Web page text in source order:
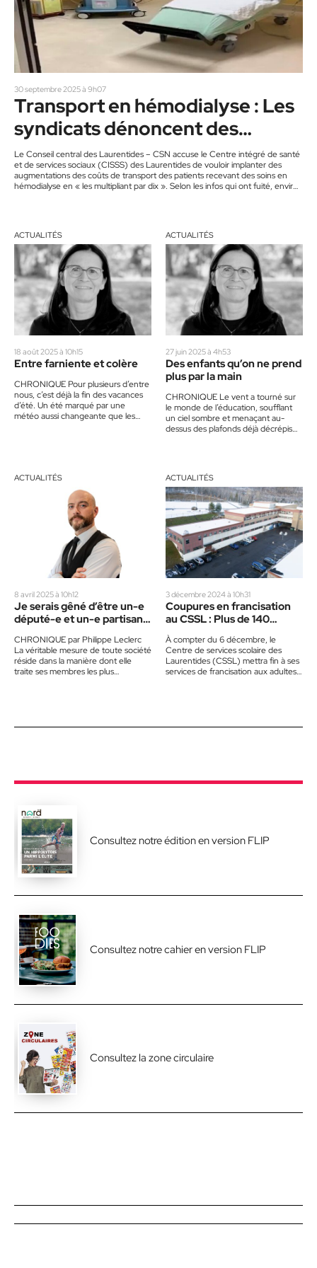
30 septembre 2025 à 9h07
Transport en hémodialyse : Les
syndicats dénoncent des
augmentations irréalistes
Le Conseil central des Laurentides – CSN accuse le Centre intégré de santé
et de services sociaux (CISSS) des Laurentides de vouloir implanter des
augmentations des coûts de transport des patients recevant des soins en
hémodialyse en « les multipliant par dix ». Selon les infos qui ont fuité, environ
ACTUALITÉS
18 août 2025 à 10h15
Entre farniente et colère
CHRONIQUE Pour plusieurs d’entre
nous, c’est déjà la fin des vacances
d’été. Un été marqué par une
météo aussi changeante que les
ACTUALITÉS
27 juin 2025 à 4h53
Des enfants qu’on ne prend
plus par la main
CHRONIQUE Le vent a tourné sur
le monde de l’éducation, soufflant
un ciel sombre et menaçant au-
dessus des plafonds déjà décrépis
ACTUALITÉS
8 avril 2025 à 10h12
Je serais gêné d’être un-e
député-e et un-e partisan-
CHRONIQUE par Philippe Leclerc
La véritable mesure de toute société
réside dans la manière dont elle
traite ses membres les plus
ACTUALITÉS
3 décembre 2024 à 10h31
Coupures en francisation
au CSSL : Plus de 140
élèves écopent
À compter du 6 décembre, le
Centre de services scolaire des
Laurentides (CSSL) mettra fin à ses
services de francisation aux adultes,
Consultez notre édition en version FLIP
Consultez notre cahier en version FLIP
Consultez la zone circulaire